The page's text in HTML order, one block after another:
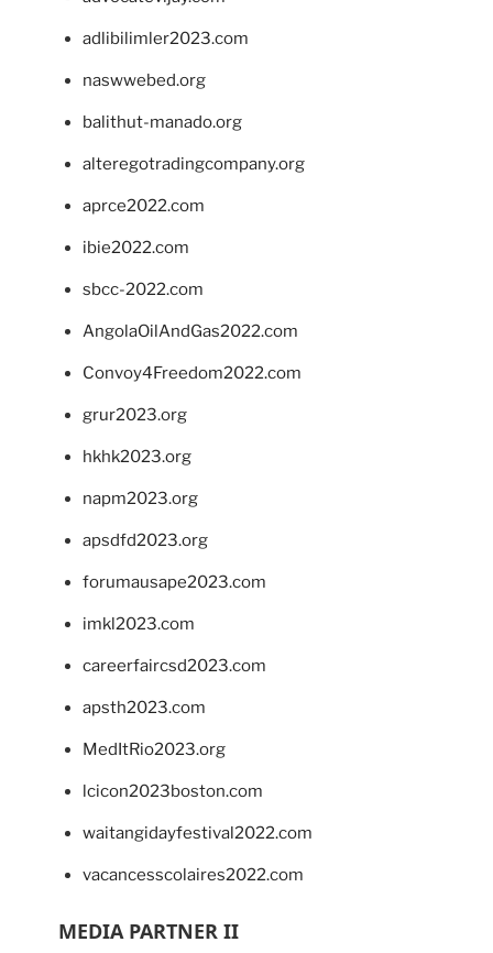
adlibilimler2023.com
naswwebed.org
balithut-manado.org
alteregotradingcompany.org
aprce2022.com
ibie2022.com
sbcc-2022.com
AngolaOilAndGas2022.com
Convoy4Freedom2022.com
grur2023.org
hkhk2023.org
napm2023.org
apsdfd2023.org
forumausape2023.com
imkl2023.com
careerfaircsd2023.com
apsth2023.com
MedItRio2023.org
lcicon2023boston.com
waitangidayfestival2022.com
vacancesscolaires2022.com
MEDIA PARTNER II